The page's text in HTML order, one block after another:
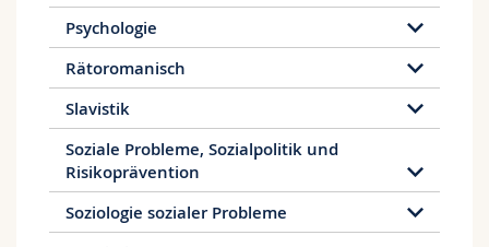
Psychologie
Rätoromanisch
Slavistik
Soziale Probleme, Sozialpolitik und
Risikoprävention
Soziologie sozialer Probleme